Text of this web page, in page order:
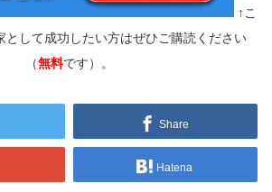
↑こ
として成功したい方はぜひご購読ください
（無料です）。
Share
Hatena